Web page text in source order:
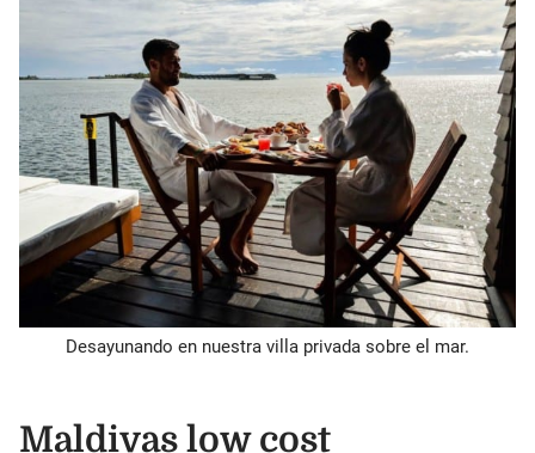
Desayunando en nuestra villa privada sobre el mar.
Maldivas low cost